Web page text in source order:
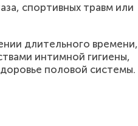
спортивных травм или
длительного времени,
интимной гигиены,
половой системы.